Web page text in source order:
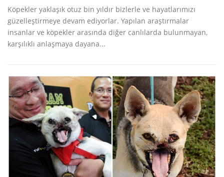
Köpekler yaklaşık otuz bin yıldır bizlerle ve hayatlarımızı
güzelleştirmeye devam ediyorlar. Yapılan araştırmalar
insanlar ve köpekler arasında diğer canlılarda bulunmayan,
karşılıklı anlaşmaya dayana...